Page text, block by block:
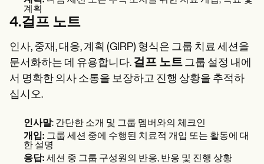
계획
4.걸프 노트
인사, 중재, 대응, 계획 (GIRP) 형식은 그룹 치료 세션을
문서화하는 데 유용합니다. 걸프 노트 그룹 설정 내에
서 명확한 의사 소통을 보장하고 진행 상황을 추적하
십시오.
인사말: 간단한 소개 및 그룹 멤버와의 체크인
개입: 그룹 세션 중에 수행된 치료적 개입 또는 활동에 대
한 설명
응답: 세션 중 그룹 구성원의 반응, 반응 및 진행 상황